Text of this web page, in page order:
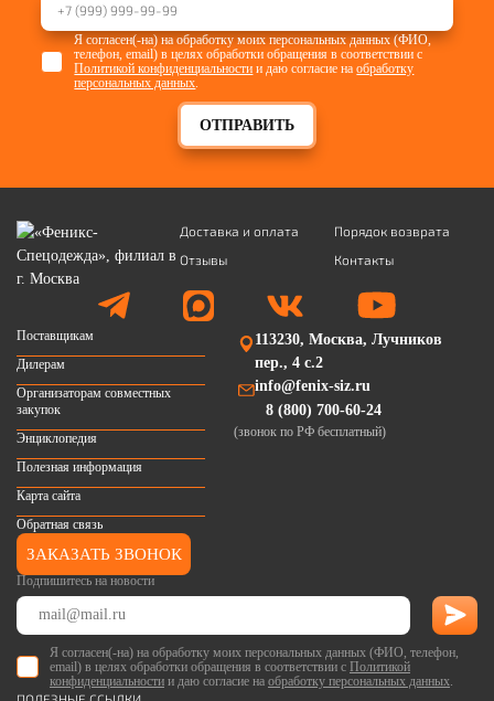
ОТПРАВИТЬ
Я согласен(-на) на обработку моих персональных данных (ФИО,
телефон, email) в целях обработки обращения в соответствии с
Политикой конфиденциальности и даю согласие наобработку
персональных данных
Доставка и оплата
Порядок возврата
Отзывы
Контакты
Подпишитесь на новости
Я согласен(-на) на обработку моих персональных данных (ФИО, телефон,
email) в целях обработки обращения в соответствии с Политикой
конфиденциальности и даю согласие на обработку персональных данных
Поставщикам
Дилерам
Организаторам совместных
закупок
Энциклопедия
Полезная информация
Карта сайта
Обратная связь
113230, Москва, Лучников
пер., 4 с.2
info@fenix-siz.ru
8 (800) 700-60-24
(звонок по РФ бесплатный)
ЗАКАЗАТЬ ЗВОНОК